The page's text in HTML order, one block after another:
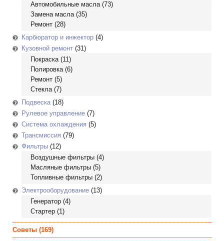
Автомобильные масла(73)
Замена масла(35)
Ремонт (28)
Карбюратор и инжектор (4)
Кузовной ремонт (31)
Покраска(11)
Полировка(6)
Ремонт (5)
Стекла(7)
Подвеска(18)
Рулевое управление (7)
Система охлаждения (5)
Трансмиссия (79)
Фильтры (12)
Воздушные фильтры (4)
Масляные фильтры (5)
Топливные фильтры (2)
Электрооборудование (13)
Генератор (4)
Стартер (1)
Советы (169)